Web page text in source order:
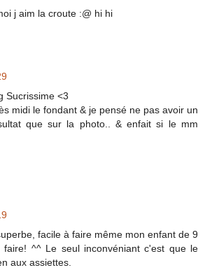
j aim la croute :@ hi hi
Sucrissime <3
midi le fondant & je pensé ne pas avoir un
que sur la photo.. & enfait si le mm
facile à faire même mon enfant de 9
^^ Le seul inconvéniant c'est que le
aux assiettes.